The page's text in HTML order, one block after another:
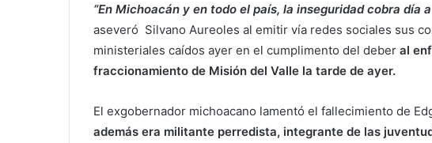
“En Michoacán y en todo el país, la inseguridad cobra día
aseveró Silvano Aureoles al emitir vía redes sociales sus
ministeriales caídos ayer en el cumplimento del deber al
fraccionamiento de Misión del Valle la tarde de ayer.
El exgobernador michoacano lamentó el fallecimiento de
además era militante perredista, integrante de las